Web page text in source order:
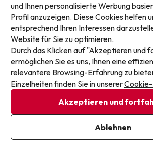
Manuel Angel Reiste allein
Juli 2026
in der Umgebung
Ausgezeichnet
eure E-Mail-Adresse und erhaltet
handverlesene Auswahl unserer
Urlaubsdeals, damit ihr nie wieder
verpasst.
E-Mail-Adresse
Ich bin bereits
Indem Sie unseren Newsletter abonnieren,
Einverständnis, Marketingmitteilungen von
und Ihnen personalisierte Werbung
Profil anzuzeigen. Diese Cookies helfen
entsprechend Ihren Interessen
Website für Sie zu optimieren.
Durch das Klicken auf "Akzeptieren und
ermöglichen Sie es uns, Ihnen eine
relevantere Browsing-Erfahrung zu
Einzelheiten finden Sie in unserer
Akzeptieren und
Ablehnen